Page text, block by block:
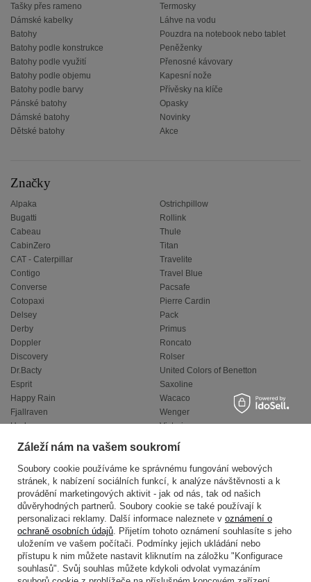
Tašky přes rameno
Dámské kabelky
Batohy
Batohy podle konstrukce
Batohy podle využití
Batohy podle objemu
Batohy podle barvy
Pánské batohy
Dámské batohy
Dětské batohy
Termosky
Láhve na vodu
Pouzdra na notebook nebo tablet
Peněženky
Přenosné kávovary
Kapesní nože
Přívěsky na klíče
Opasky
Novinky
Akce
Značky
Alpaka
Bugatti
Cabeau
CabinZero
CAT - Caterpillar
Contigo
Converse
Cotopaxi
Delsey
Derby
Doppler
Discovery
Dr.Bacty
Esprit
Happy Rain
Fjallraven
Hedgren
Herschel
Jeep
Knirps
LEGO
National Geographic
Ogio
Ostrichpillow
Rollink
Thule
Titan
Travelite
Travel Blue
Pacsafe
Pierre Cardin
Pack
Primus
Roncato
Rolser
United Colors of Benetton
Saxoline
Wacaco
Wenger
Victorinox
Volkswagen
XD Design
Zojirushi
Muitomas
FLYNKA
VANS
Záleží nám na vašem soukromí
Soubory cookie používáme ke správnému fungování webových
stránek, k nabízení sociálních funkcí, k analýze návštěvnosti a k
provádění marketingových aktivit - jak od nás, tak od našich
důvěryhodných partnerů. Soubory cookie se také používají k
personalizaci reklamy. Další informace naleznete v oznámení o
ochraně osobních údajů. Přijetím tohoto oznámení souhlasíte s jeho
uložením ve vašem počítači. Podmínky jejich ukládání nebo
přístupu k nim můžete nastavit kliknutím na záložku "Konfigurace
souhlasů". Svůj souhlas můžete kdykoli odvolat vymazáním